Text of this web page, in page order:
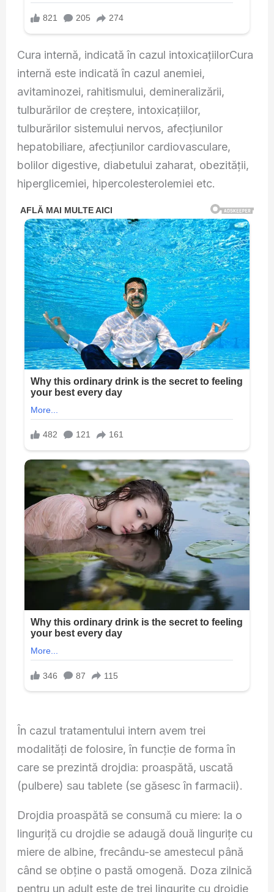
Cura internă, indicată în cazul intoxicaţiilorCura
internă este indicată în cazul anemiei,
avitaminozei, rahitismului, demineralizării,
tulburărilor de creştere, intoxicaţiilor,
tulburărilor sistemului nervos, afecţiunilor
hepatobiliare, afecţiunilor cardiovasculare,
bolilor digestive, diabetului zaharat, obezităţii,
hiperglicemiei, hipercolesterolemiei etc.
În cazul tratamentului intern avem trei
modalităţi de folosire, în funcţie de forma în
care se prezintă drojdia: proaspătă, uscată
(pulbere) sau tablete (se găsesc în farmacii).
Drojdia proaspătă se consumă cu miere: la o
linguriţă cu drojdie se adaugă două linguriţe cu
miere de albine, frecându-se amestecul până
când se obţine o pastă omogenă. Doza zilnică
pentru un adult este de trei linguriţe cu drojdie